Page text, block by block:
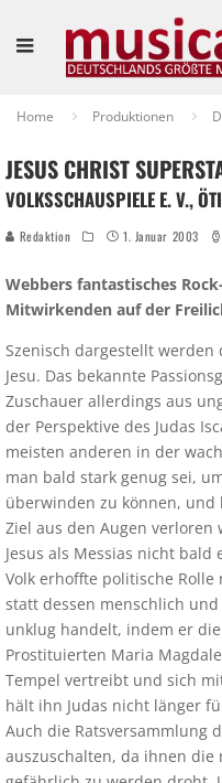
Home Produktionen
JESUS CHRIST
VOLKSSCHAUSPIELE E. V.,
Redaktion 1. Januar 2003
Webbers fantastisches
Mitwirkenden auf der
Szenisch dargestellt werden
Jesu. Das bekannte
Zuschauer allerdings aus
der Perspektive des Judas
meisten anderen in der
man bald stark genug sei,
überwinden zu können,
Ziel aus den Augen
Jesus als Messias nicht
Volk erhoffte politische
statt dessen menschlich
unklug handelt, indem er
Prostituierten Maria
Tempel vertreibt und sich
hält ihn Judas nicht länger
Auch die Ratsversammlung
auszuschalten, da ihnen die